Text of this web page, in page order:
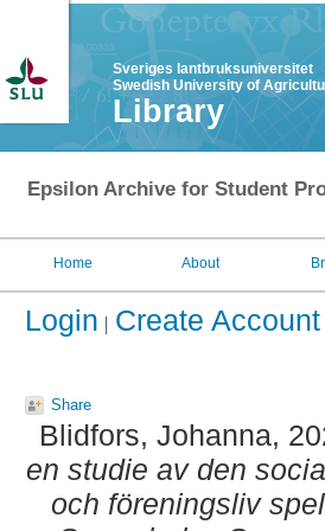
Sveriges lantbruksuniversitet
Swedish University of
Library
Epsilon Archive for Student
Home About
Login Create Account
Share
Blidfors, Johanna,
en studie av den
och föreningsliv